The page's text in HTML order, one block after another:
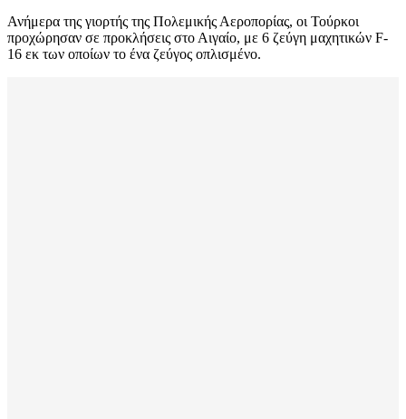
Ανήμερα της γιορτής της Πολεμικής Αεροπορίας, οι Τούρκοι
προχώρησαν σε προκλήσεις στο Αιγαίο, με 6 ζεύγη μαχητικών F-
16 εκ των οποίων το ένα ζεύγος οπλισμένο.